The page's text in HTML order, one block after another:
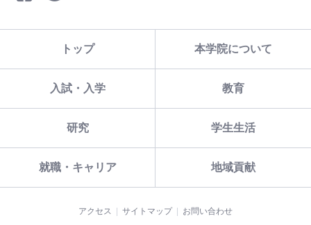
トップ 本学院について
入試・入学 教育
研究 学生生活
就職・キャリア 地域貢献
アクセス サイトマップ お問い合わせ